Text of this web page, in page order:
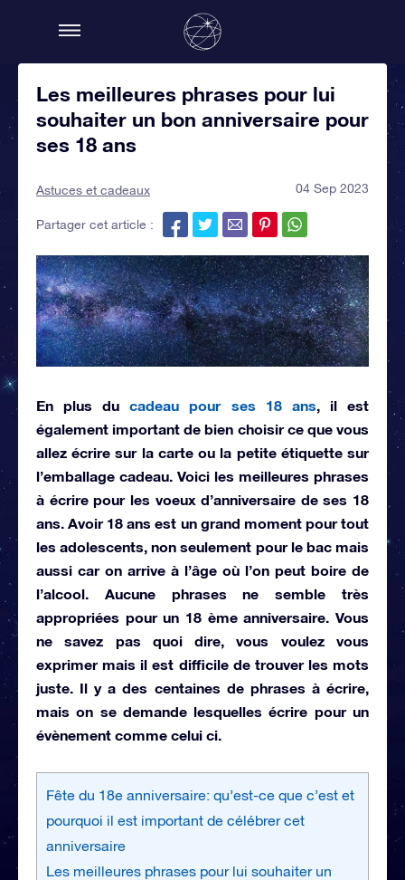
Les meilleures phrases pour lui
souhaiter un bon anniversaire pour
ses 18 ans
Astuces et cadeaux 04 Sep 2023
Partager cet article :
En plus ducadeau pour ses 18 ans, il est
également important de bien choisir ce que vous
allez écrire sur la carte ou la petite étiquette sur
l’emballage cadeau. Voici les meilleures phrases
à écrire pour les voeux d’anniversaire de ses 18
ans. Avoir 18 ans est un grand moment pour tout
les adolescents, non seulement pour le bac mais
aussi car on arrive à l’âge où l’on peut boire de
l’alcool. Aucune phrases ne semble très
appropriées pour un 18 ème anniversaire. Vous
ne savez pas quoi dire, vous voulez vous
exprimer mais il est difficile de trouver les mots
juste. Il y a des centaines de phrases à écrire,
mais on se demande lesquelles écrire pour un
évènement comme celui ci.
Fête du 18e anniversaire: qu’est-ce que c’est et
pourquoi il est important de célébrer cet
anniversaire
Les meilleures phrases pour lui souhaiter un